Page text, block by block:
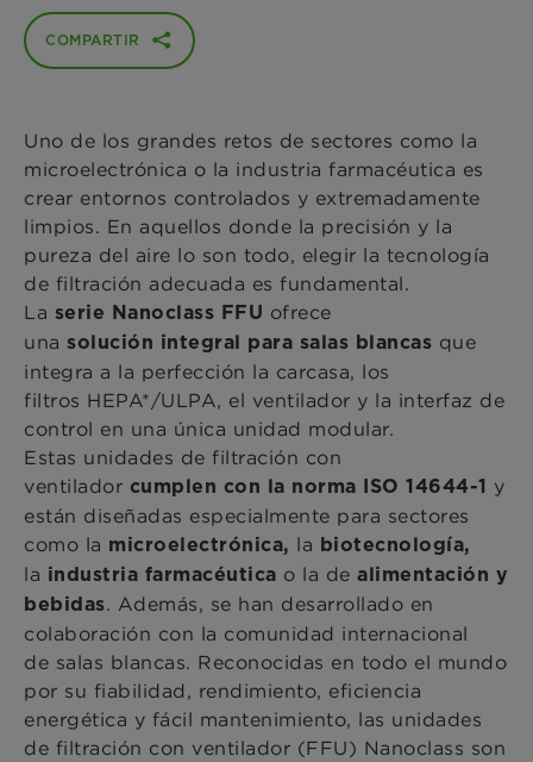
COMPARTIR
Uno de los grandes retos de sectores como la
microelectrónica o la industria farmacéutica es
crear entornos controlados y extremadamente
limpios. En aquellos donde la precisión y la
pureza del aire lo son todo, elegir la tecnología
de filtración adecuada es fundamental.
La serie Nanoclass FFU ofrece
una solución integral para salas blancas que
integra a la perfección la carcasa, los
filtros HEPA*/ULPA, el ventilador y la interfaz de
control en una única unidad modular.
Estas unidades de filtración con
ventilador cumplen con la norma ISO 14644-1 y
están diseñadas especialmente para sectores
como la microelectrónica, la biotecnología,
la industria farmacéutica o la de alimentación y
bebidas. Además, se han desarrollado en
colaboración con la comunidad internacional
de salas blancas. Reconocidas en todo el mundo
por su fiabilidad, rendimiento, eficiencia
energética y fácil mantenimiento, las unidades
de filtración con ventilador (FFU) Nanoclass son